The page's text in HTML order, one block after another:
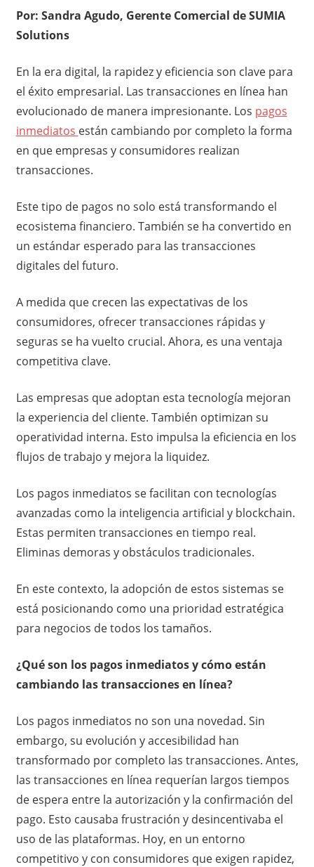
Por: Sandra Agudo, Gerente Comercial de SUMIA
Solutions
En la era digital, la rapidez y eficiencia son clave para
el éxito empresarial. Las transacciones en línea han
evolucionado de manera impresionante. Los pagos
inmediatos están cambiando por completo la forma
en que empresas y consumidores realizan
transacciones.
Este tipo de pagos no solo está transformando el
ecosistema financiero. También se ha convertido en
un estándar esperado para las transacciones
digitales del futuro.
A medida que crecen las expectativas de los
consumidores, ofrecer transacciones rápidas y
seguras se ha vuelto crucial. Ahora, es una ventaja
competitiva clave.
Las empresas que adoptan esta tecnología mejoran
la experiencia del cliente. También optimizan su
operatividad interna. Esto impulsa la eficiencia en los
flujos de trabajo y mejora la liquidez.
Los pagos inmediatos se facilitan con tecnologías
avanzadas como la inteligencia artificial y blockchain.
Estas permiten transacciones en tiempo real.
Eliminas demoras y obstáculos tradicionales.
En este contexto, la adopción de estos sistemas se
está posicionando como una prioridad estratégica
para negocios de todos los tamaños.
¿Qué son los pagos inmediatos y cómo están
cambiando las transacciones en línea?
Los pagos inmediatos no son una novedad. Sin
embargo, su evolución y accesibilidad han
transformado por completo las transacciones. Antes,
las transacciones en línea requerían largos tiempos
de espera entre la autorización y la confirmación del
pago. Esto causaba frustración y desincentivaba el
uso de las plataformas. Hoy, en un entorno
competitivo y con consumidores que exigen rapidez,